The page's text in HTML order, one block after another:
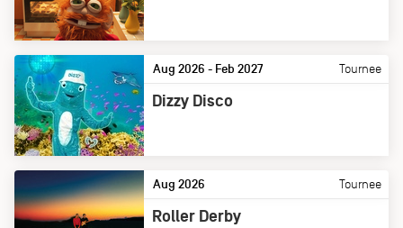
Tournee
Aug 2026 - Feb 2027
Dizzy Disco
Tournee
Aug 2026
Roller Derby